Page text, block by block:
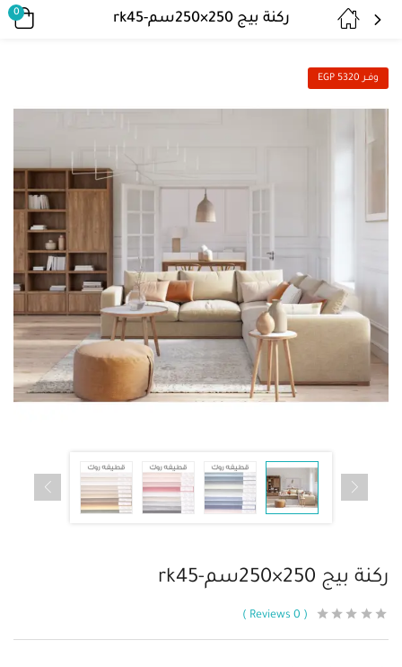
ركنة بيج 250×250سم-rk45 0
وفــر 5320 EGP
ركنة بيج 250×250سم-rk45
0